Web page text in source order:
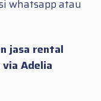
whatsapp atau
jasa rental
Adelia